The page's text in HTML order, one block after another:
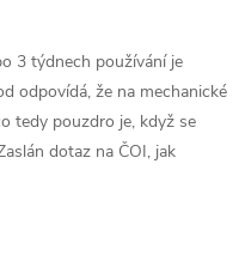
3 týdnech používání je
odpovídá, že na mechanické
tedy pouzdro je, když se
dotaz na ČOI, jak